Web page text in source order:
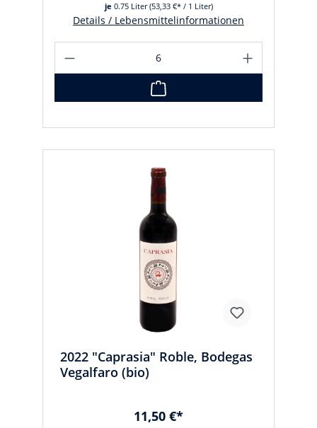
je 0.75 Liter(53,33 €* / 1 Liter)
Details / Lebensmittelinformationen
2022 "Caprasia" Roble, Bodegas
Vegalfaro (bio)
11,50 €*